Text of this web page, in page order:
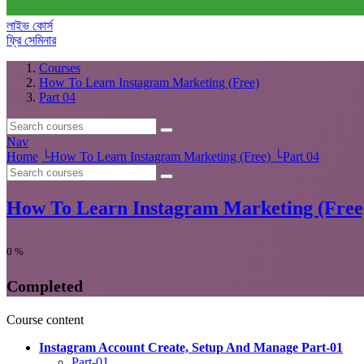
লাইভ কোর্স
ফ্রি সেমিনার
Courses
How To Learn Instagram Marketing (Free)
Part 04
Nav
Home └How To Learn Instagram Marketing (Free) └Part 04
How To Learn Instagram Marketing
0 %
Completed
Course content
Instagram Account Create, Setup And Manage Part-01